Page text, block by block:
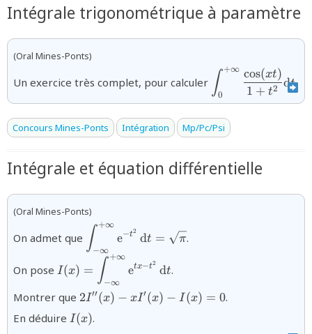
Intégrale trigonométrique à paramètre
(Oral Mines-Ponts)
Un exercice très complet, pour calculer ∫0
+∞
1 + t2
cos(xt)
dt.
Concours Mines-Ponts Intégration Mp/Pc/Psi
Intégrale et équation différentielle
(Oral Mines-Ponts)
On admet que
{\displaystyle\int_{-
\infty}^{+\infty}
\text{e}^{-
t^{2}}\,\text{d}t=\sqrt
\pi}
∫−∞
+∞
e−t2 dt = π.
On pose
{I(x)=\displaystyle\int_{-
\infty}^{+\infty}
\text{e}^{t x-
t^{2}}\,\text{d}t}
I(x) = ∫−∞
+∞
etx−t2 dt.
Montrer que {2I''(x)-
x I'(x)-
I(x)=0}
2I′′(x) − xI′(x) − I (x) = 0.
En déduire {I(x)}
I(x).